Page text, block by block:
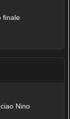
finale
Nino